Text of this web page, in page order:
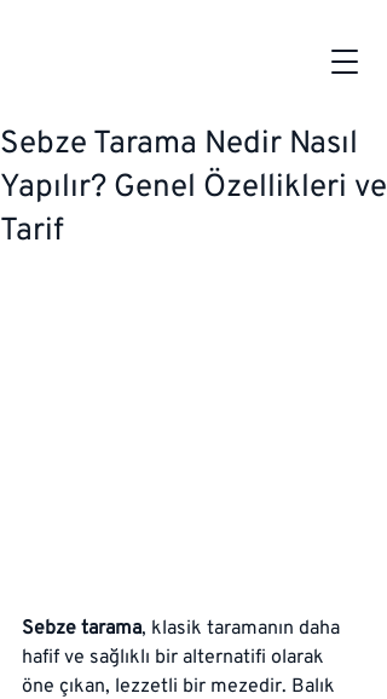
Sebze Tarama Nedir Nasıl
Yapılır? Genel Özellikleri ve
Tarif
Sebze tarama, klasik taramanın daha
hafif ve sağlıklı bir alternatifi olarak
öne çıkan, lezzetli bir mezedir. Balık